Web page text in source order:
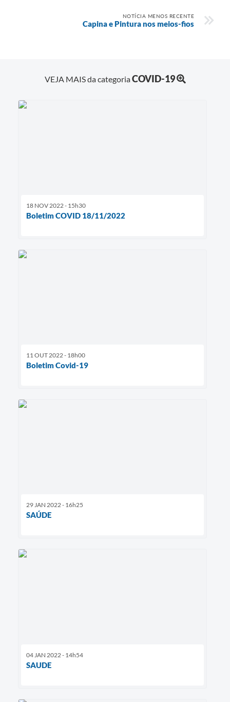
NOTÍCIA MENOS RECENTE
Capina e Pintura nos meios-fios
VEJA MAIS da categoriaCOVID-19
18 NOV 2022 - 15h30
Boletim COVID 18/11/2022
11 OUT 2022 - 18h00
Boletim Covid-19
29 JAN 2022 - 16h25
SAÚDE
04 JAN 2022 - 14h54
SAUDE